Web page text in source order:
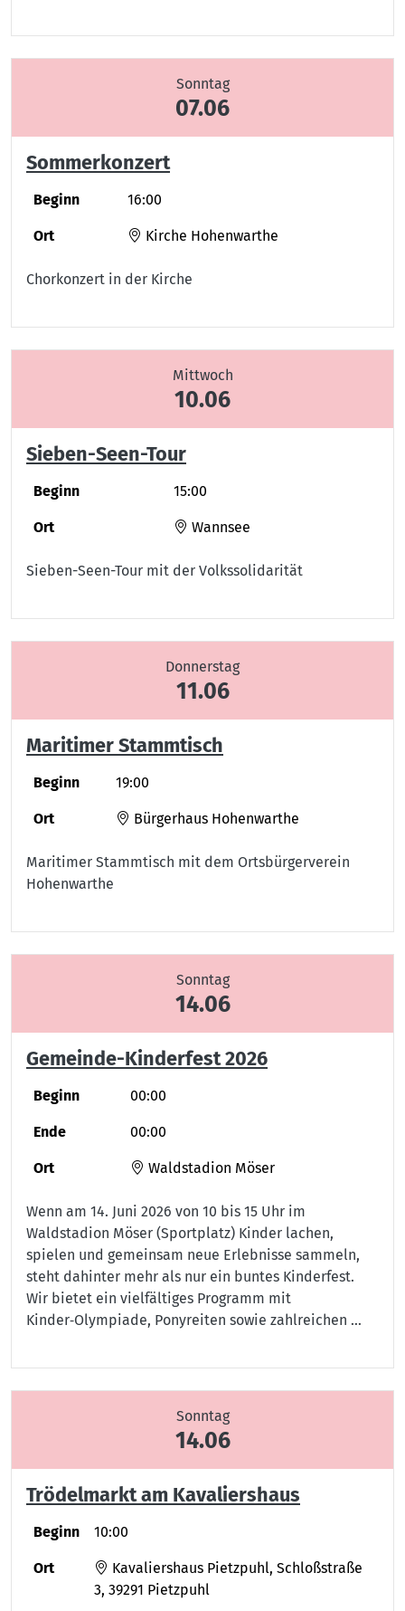
Sonntag
07.06
Sommerkonzert
Beginn 16:00
Ort Kirche Hohenwarthe
Chorkonzert in der Kirche
Mittwoch
10.06
Sieben-Seen-Tour
Beginn 15:00
Ort Wannsee
Sieben-Seen-Tour mit der Volkssolidarität
Donnerstag
11.06
Maritimer Stammtisch
Beginn 19:00
Ort Bürgerhaus Hohenwarthe
Maritimer Stammtisch mit dem Ortsbürgerverein
Hohenwarthe
Sonntag
14.06
Gemeinde-Kinderfest 2026
Beginn 00:00
Ende 00:00
Ort Waldstadion Möser
Wenn am 14. Juni 2026 von 10 bis 15 Uhr im
Waldstadion Möser (Sportplatz) Kinder lachen,
spielen und gemeinsam neue Erlebnisse sammeln,
steht dahinter mehr als nur ein buntes Kinderfest.
Wir bietet ein vielfältiges Programm mit
Kinder‑Olympiade, Ponyreiten sowie zahlreichen …
Sonntag
14.06
Trödelmarkt am Kavaliershaus
Beginn 10:00
Ort
Kavaliershaus Pietzpuhl, Schloßstraße
3, 39291 Pietzpuhl